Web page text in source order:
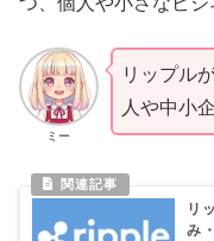
ミー
リップル
人や中小
リ
み